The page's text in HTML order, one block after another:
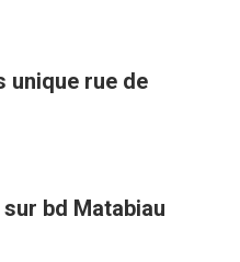
unique rue de
bd Matabiau